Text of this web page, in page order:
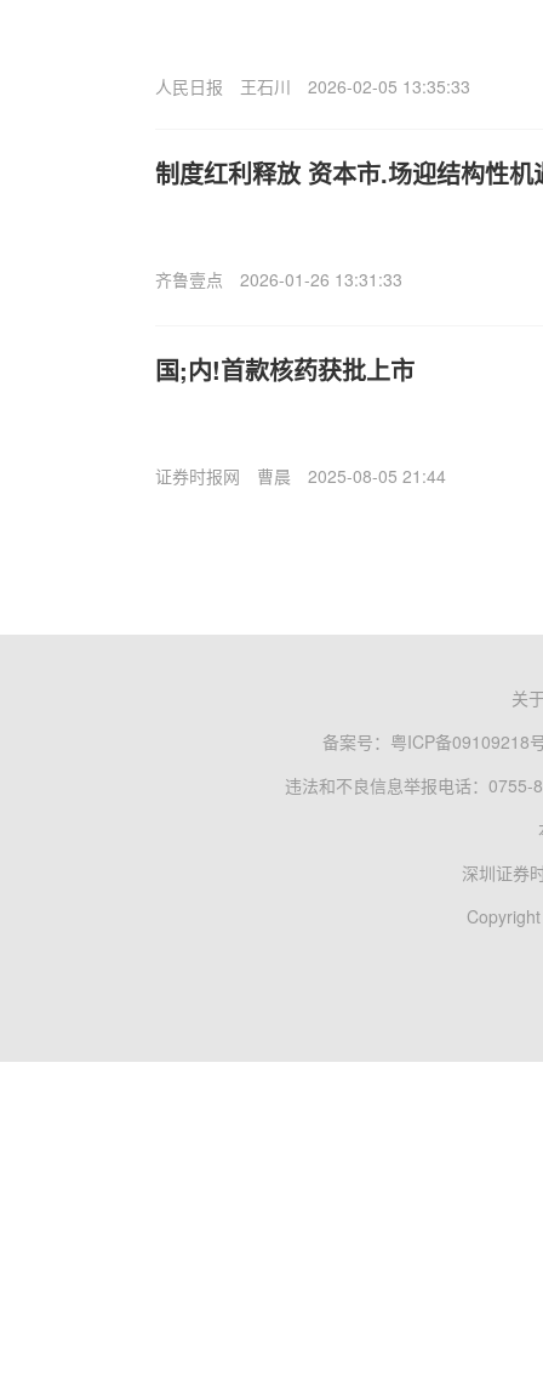
人民日报 王石川 2026-02-05 13:35:33
制度红利释放 资本市.场迎结构性机
齐鲁壹点 2026-01-26 13:31:33
国;内!首款核药获批上市
证券时报网 曹晨 2025-08-05 21:44
关
备案号： 粤ICP备09109218
违法和不良信息举报电话：0755-
深圳证券